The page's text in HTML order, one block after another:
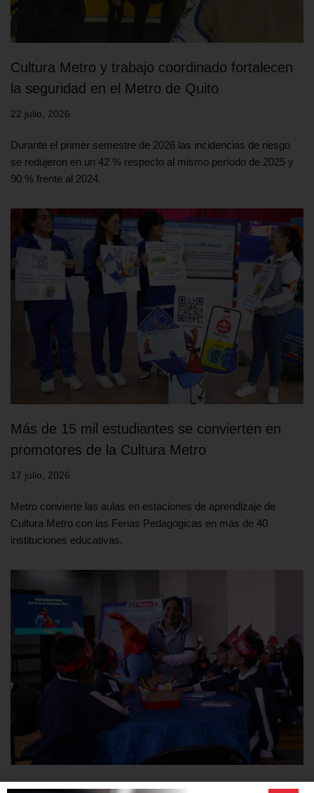
Cultura Metro y trabajo coordinado fortalecen
la seguridad en el Metro de Quito
22 julio, 2026
Durante el primer semestre de 2026 las incidencias de riesgo
se redujeron en un 42 % respecto al mismo período de 2025 y
90 % frente al 2024.
Más de 15 mil estudiantes se convierten en
promotores de la Cultura Metro
17 julio, 2026
Metro convierte las aulas en estaciones de aprendizaje de
Cultura Metro con las Ferias Pedagógicas en más de 40
instituciones educativas.
Seis barrios rescatan su memoria histórica